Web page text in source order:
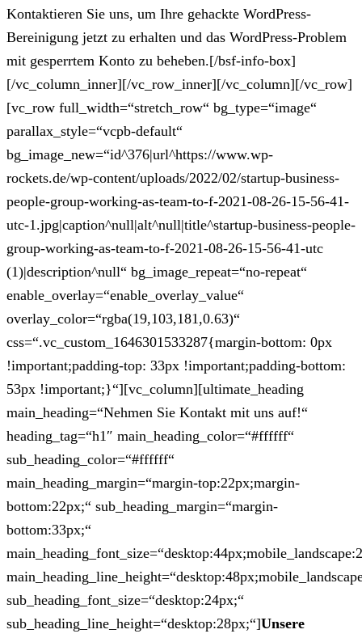
Kontaktieren Sie uns, um Ihre gehackte WordPress-
Bereinigung jetzt zu erhalten und das WordPress-Problem
mit gesperrtem Konto zu beheben.[/bsf-info-box]
[/vc_column_inner][/vc_row_inner][/vc_column][/vc_row]
[vc_row full_width=“stretch_row“ bg_type=“image“
parallax_style=“vcpb-default“
bg_image_new=“id^376|url^https://www.wp-
rockets.de/wp-content/uploads/2022/02/startup-business-
people-group-working-as-team-to-f-2021-08-26-15-56-41-
utc-1.jpg|caption^null|alt^null|title^startup-business-people-
group-working-as-team-to-f-2021-08-26-15-56-41-utc
(1)|description^null“ bg_image_repeat=“no-repeat“
enable_overlay=“enable_overlay_value“
overlay_color=“rgba(19,103,181,0.63)“
css=“.vc_custom_1646301533287{margin-bottom: 0px
!important;padding-top: 33px !important;padding-bottom:
53px !important;}“][vc_column][ultimate_heading
main_heading=“Nehmen Sie Kontakt mit uns auf!“
heading_tag=“h1″ main_heading_color=“#ffffff“
sub_heading_color=“#ffffff“
main_heading_margin=“margin-top:22px;margin-
bottom:22px;“ sub_heading_margin=“margin-
bottom:33px;“
sub_heading_font_size=“desktop:24px;“
sub_heading_line_height=“desktop:28px;“]Unsere